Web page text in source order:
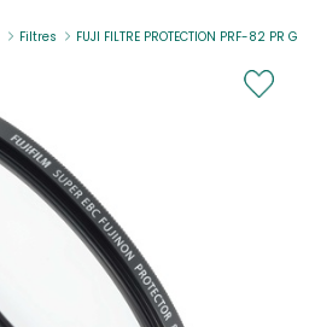
Filtres FUJI FILTRE PROTECTION PRF-82 PR GF